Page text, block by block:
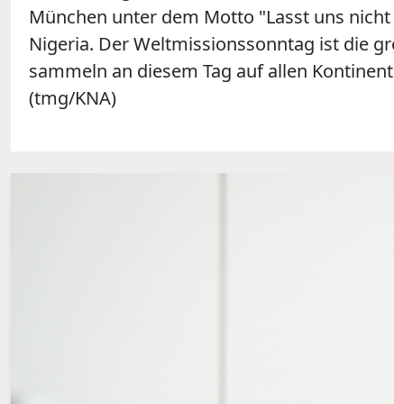
München unter dem Motto "Lasst uns
Nigeria. Der Weltmissionssonntag ist die
sammeln an diesem Tag auf allen
(tmg/KNA)